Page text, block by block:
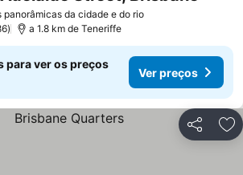
panorâmicas da cidade e do rio
a 1.8 km de Teneriffe
para ver os preços
Ver preços
Partilhar